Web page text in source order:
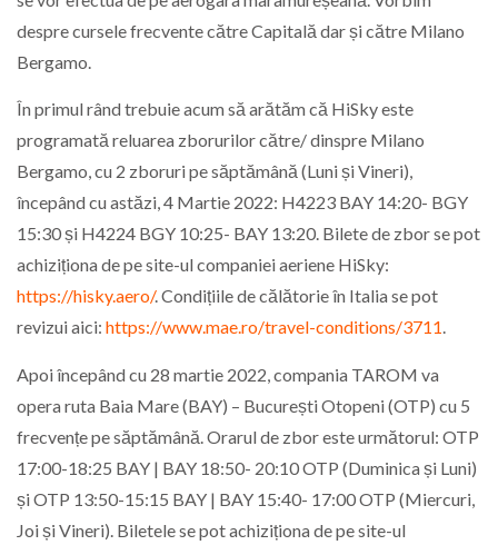
despre cursele frecvente către Capitală dar și către Milano
Bergamo.
În primul rând trebuie acum să arătăm că HiSky este
programată reluarea zborurilor către/ dinspre Milano
Bergamo, cu 2 zboruri pe săptămână (Luni și Vineri),
începând cu astăzi, 4 Martie 2022: H4223 BAY 14:20- BGY
15:30 și H4224 BGY 10:25- BAY 13:20. Bilete de zbor se pot
achiziționa de pe site-ul companiei aeriene HiSky:
https://hisky.aero/. Condițiile de călătorie în Italia se pot
revizui aici: https://www.mae.ro/travel-conditions/3711.
Apoi începând cu 28 martie 2022, compania TAROM va
opera ruta Baia Mare (BAY) – București Otopeni (OTP) cu 5
frecvențe pe săptămână. Orarul de zbor este următorul: OTP
17:00-18:25 BAY | BAY 18:50- 20:10 OTP (Duminica și Luni)
și OTP 13:50-15:15 BAY | BAY 15:40- 17:00 OTP (Miercuri,
Joi și Vineri). Biletele se pot achiziționa de pe site-ul